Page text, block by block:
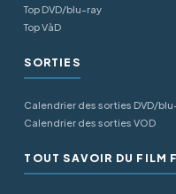
Top DVD/blu-ray
Top VàD
SORTIES
Calendrier des sorties DVD/
Calendrier des sorties VOD
TOUT SAVOIR DU FILM